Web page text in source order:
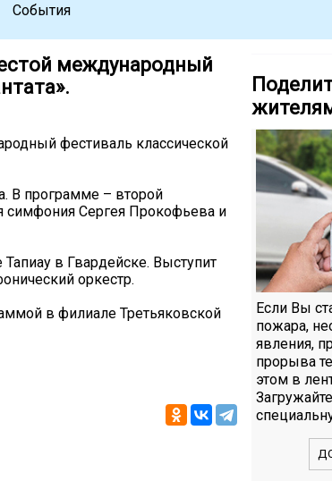
События
международный
фестиваль классической
В программе – второй
симфония Сергея Прокофьева и
в Гвардейске. Выступит
оркестр.
в филиале Третьяковской
Если Вы
пожара,
явления,
прорыва
этом в